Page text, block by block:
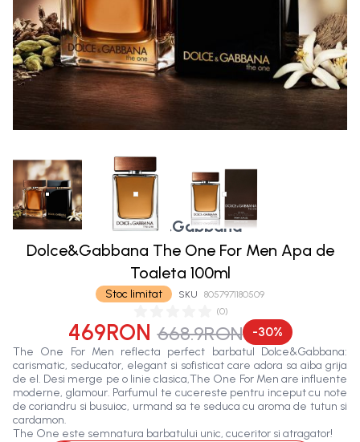
(0)
Stoc limitat SKU 8057971180509
Dolce&Gabbana
Dolce&Gabbana The One For Men Apa de
Toaleta 100ml
469RON 668.9RON -30%
The One For Men reflecta perfect barbatul Dolce&Gabbana:
carismatic, seducator, elegant si sofisticat care adora sa aiba grija
de el. Desi merge pe o linie clasica,The One For Men are influente
moderne, glamour. Parfumul te cucereste pentru inceput cu note
de coriandru si busuioc, urmand sa te seduca cu aroma de tutun si
cardamon.
The One este semnatura barbatului unic, cuceritor si atragator!